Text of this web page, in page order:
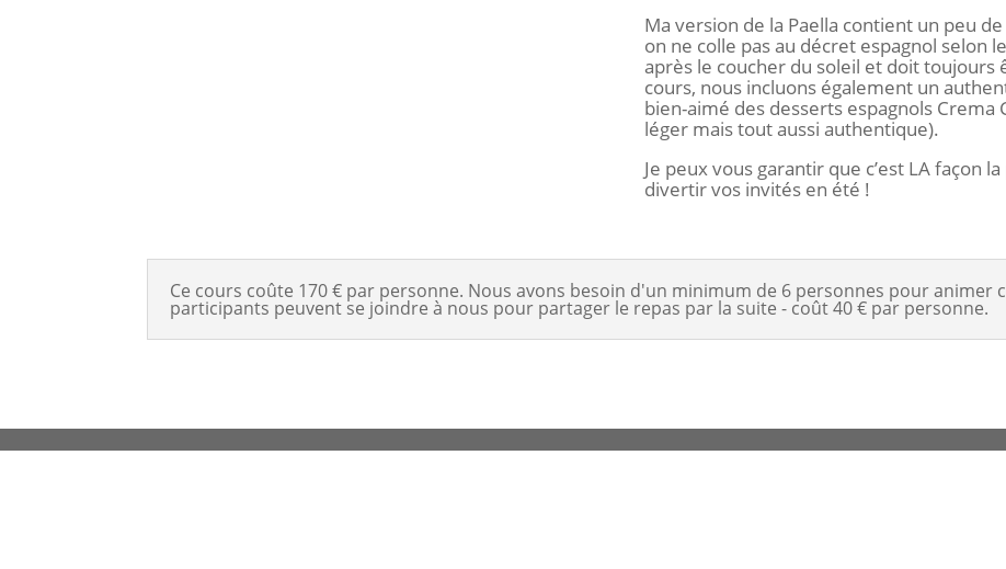
Ma version de la Paella contient un peu
on ne colle pas au décret espagnol selon
après le coucher du soleil et doit toujours
cours, nous incluons également un
bien-aimé des desserts espagnols Crema
léger mais tout aussi authentique).
Je peux vous garantir que c’est LA façon
divertir vos invités en été !
Ce cours coûte 170 € par personne. Nous avons besoin d'un minimum de 6 personnes pour animer
participants peuvent se joindre à nous pour partager le repas par la suite - coût 40 € par personne.